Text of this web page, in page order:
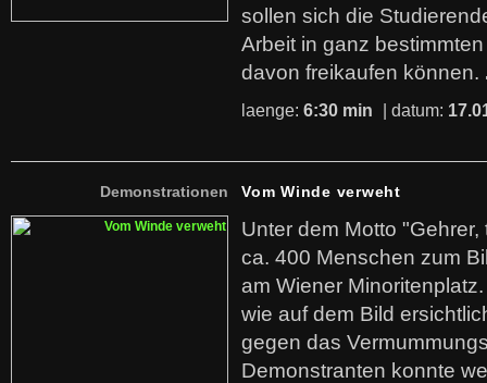
sollen sich die
Arbeit in ganz
davon freikaufen können.
laenge: 6:30 min | datum:
Demonstrationen Vom Winde verweht
Unter dem Motto
ca. 400 Menschen zum
am Wiener
wie auf dem Bild
gegen das
Demonstranten konnte